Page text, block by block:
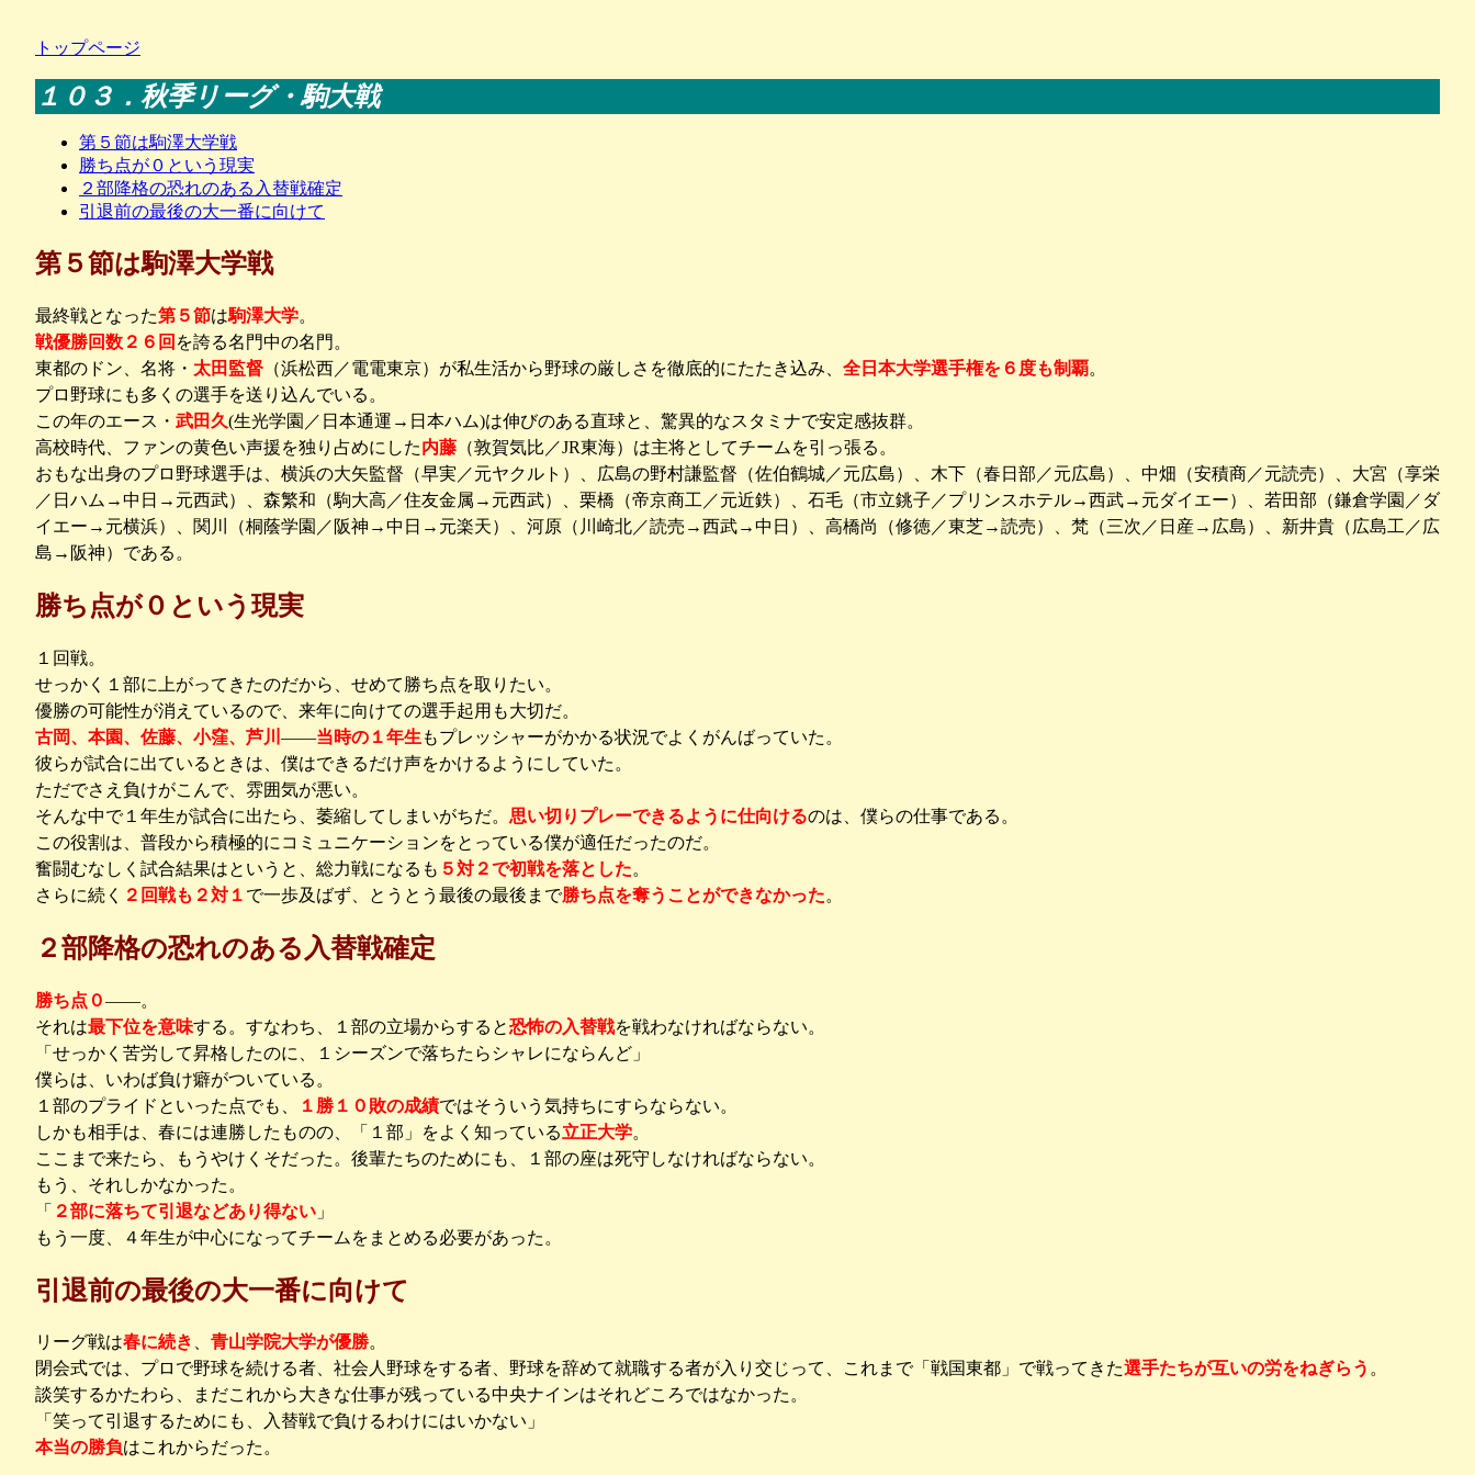
トップページ
１０３．秋季リーグ・駒大戦
第５節は駒澤大学戦
勝ち点が０という現実
２部降格の恐れのある入替戦確定
引退前の最後の大一番に向けて
第５節は駒澤大学戦
最終戦となった第５節は駒澤大学。
戦優勝回数２６回 を誇る名門中の名門。
東都のドン、名将・ 太田監督 （浜松西／電電東京）が私生活から野球の厳しさを徹底的にたたき込み、 全日本大学選手権を６度も制覇。
プロ野球にも多くの選手を送り込んでいる。
この年のエース・ 武田久(生光学園／日本通運→日本ハム)は伸びのある直球と、驚異的なスタミナで安定感抜群。
高校時代、ファンの黄色い声援を独り占めにした内藤 （敦賀気比／JR東海）は主将としてチームを引っ張る。
おもな出身のプロ野球選手は、横浜の大矢監督（早実／元ヤクルト）、広島の野村謙監督（佐伯鶴城／元広島）、木下（春日部／元広島）、中畑（安積商／元読売）、大宮（享栄
／日ハム→中日→元西武）、森繁和（駒大高／住友金属→元西武）、栗橋（帝京商工／元近鉄）、石毛（市立銚子／プリンスホテル→西武→元ダイエー）、若田部（鎌倉学園／ダ
イエー→元横浜）、関川（桐蔭学園／阪神→中日→元楽天）、河原（川崎北／読売→西武→中日）、高橋尚（修徳／東芝→読売）、梵（三次／日産→広島）、新井貴（広島工／広
島→阪神）である。
勝ち点が０という現実
１回戦。
せっかく１部に上がってきたのだから、せめて勝ち点を取りたい。
優勝の可能性が消えているので、来年に向けての選手起用も大切だ。
古岡、本園、佐藤、小窪、芦川 ――当時の１年生 もプレッシャーがかかる状況でよくがんばっていた。
彼らが試合に出ているときは、僕はできるだけ声をかけるようにしていた。
ただでさえ負けがこんで、雰囲気が悪い。
そんな中で１年生が試合に出たら、萎縮してしまいがちだ。 思い切りプレーできるように仕向けるのは、僕らの仕事である。
この役割は、普段から積極的にコミュニケーションをとっている僕が適任だったのだ。
奮闘むなしく試合結果はというと、総力戦になるも ５対２で初戦を落とした。
さらに続く ２回戦も２対１ で一歩及ばず、とうとう最後の最後まで勝ち点を奪うことができなかった。
２部降格の恐れのある入替戦確定
勝ち点０――。
それは最下位を意味する。すなわち、１部の立場からすると恐怖の入替戦を戦わなければならない。
「せっかく苦労して昇格したのに、１シーズンで落ちたらシャレにならんど」
僕らは、いわば負け癖がついている。
１部のプライドといった点でも、
１勝１０敗の成績ではそういう気持ちにすらならない。
しかも相手は、春には連勝したものの、「１部」をよく知っている立正大学。
ここまで来たら、もうやけくそだった。後輩たちのためにも、１部の座は死守しなければならない。
もう、それしかなかった。
「 ２部に落ちて引退などあり得ない 」
もう一度、４年生が中心になってチームをまとめる必要があった。
引退前の最後の大一番に向けて
リーグ戦は春に続き 、 青山学院大学が優勝。
閉会式では、プロで野球を続ける者、社会人野球をする者、野球を辞めて就職する者が入り交じって、これまで「戦国東都」で戦ってきた選手たちが互いの労をねぎらう 。
談笑するかたわら、まだこれから大きな仕事が残っている中央ナインはそれどころではなかった。
「笑って引退するためにも、入替戦で負けるわけにはいかない」
本当の勝負はこれからだった。